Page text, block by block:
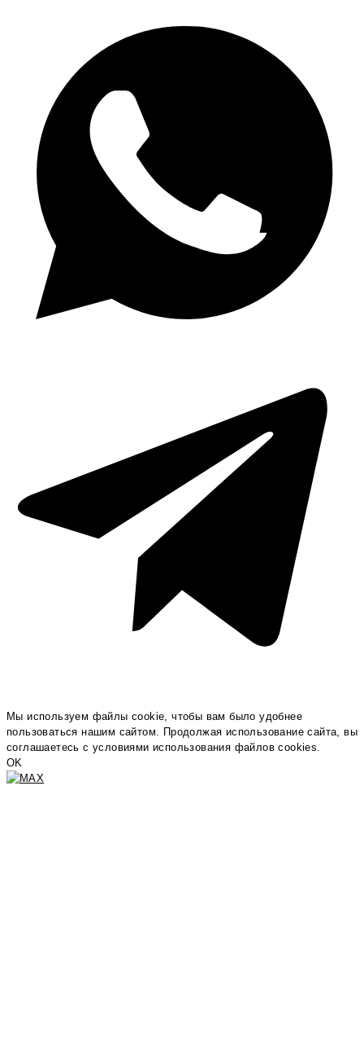
Мы используем файлы cookie, чтобы вам было удобнее
пользоваться нашим сайтом. Продолжая использование сайта, вы
соглашаетесь c условиями использования файлов cookies.
OK